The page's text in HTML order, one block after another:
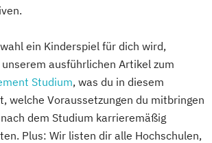
ein Kinderspiel für dich wird,
ausführlichen Artikel zum
Studium, was du in diesem
welche Voraussetzungen du mitbringen
dem Studium karrieremäßig
Plus: Wir listen dir alle Hochschulen,